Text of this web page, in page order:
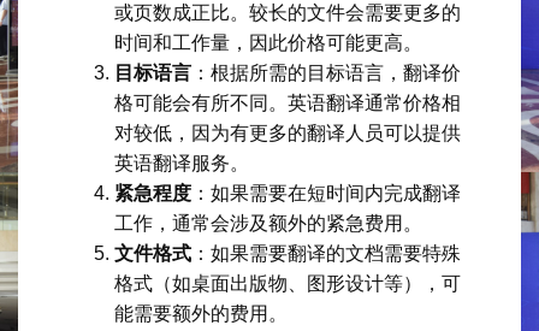
或页数成正比。较长的文件会需要更多的
时间和工作量，因此价格可能更高。
目标语言 ：根据所需的目标语言，翻译价
格可能会有所不同。英语翻译通常价格相
对较低，因为有更多的翻译人员可以提供
英语翻译服务。
紧急程度 ：如果需要在短时间内完成翻译
工作，通常会涉及额外的紧急费用。
文件格式 ：如果需要翻译的文档需要特殊
格式（如桌面出版物、图形设计等），可
能需要额外的费用。